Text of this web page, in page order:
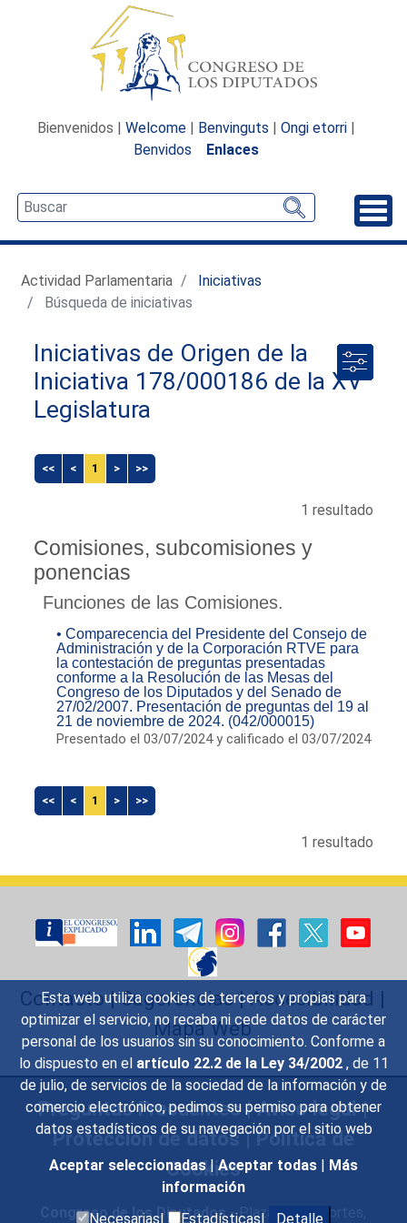
Esta web utiliza cookies de terceros y propias para
optimizar el servicio, no recaba ni cede datos de carácter
personal de los usuarios sin su conocimiento. Conforme a
lo dispuesto en el artículo 22.2 de la Ley 34/2002 , de 11
de julio, de servicios de la sociedad de la información y de
comercio electrónico, pedimos su permiso para obtener
datos estadísticos de su navegación por el sitio web
Aceptar seleccionadas | Aceptar todas | Más
información
Necesarias|
Estadísticas| Detalle
Bienvenidos | Welcome | Benvinguts | Ongi etorri |
Benvidos
Enlaces
Actividad Parlamentaria
Iniciativas
Búsqueda de iniciativas
Iniciativas de Origen de la
Iniciativa 178/000186 de la XV
Legislatura
<< < 1 > >>
1 resultado
Comisiones, subcomisiones y
ponencias
Funciones de las Comisiones.
• Comparecencia del Presidente del Consejo de
Administración y de la Corporación RTVE para
la contestación de preguntas presentadas
conforme a la Resolución de las Mesas del
Congreso de los Diputados y del Senado de
27/02/2007. Presentación de preguntas del 19 al
21 de noviembre de 2024. (042/000015)
Presentado el 03/07/2024 y calificado el 03/07/2024
<< < 1 > >>
1 resultado
Contacto|Sugerencias|Accesibilidad |
Mapa Web
Preguntas Frecuentes|Aviso legal|
Protección de datos|Política de
Cookies
Congreso de los Diputados- Plaza de las Cortes,